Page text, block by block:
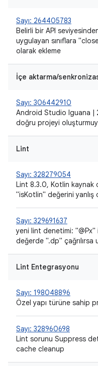
Sayı: 264405783
Belirli bir API
uygulayan sınıflara
olarak ekleme
İçe aktarma/
Sayı: 306442910
Android Studio Iguana |
doğru projeyi
Lint
Sayı: 328279054
Lint 8.3.0, Kotlin kaynak
"isKotlin" değerini
Sayı: 329691637
yeni lint denetimi: "@Px"
değerde ".dp" çağrılırsa
Lint Entegrasyonu
Sayı: 198048896
Özel yapı türüne sahip
Sayı: 328960698
Lint sorunu Suppress
cache cleanup